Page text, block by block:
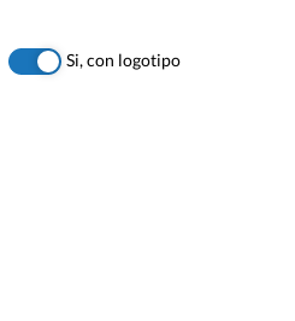
Si, con logotipo